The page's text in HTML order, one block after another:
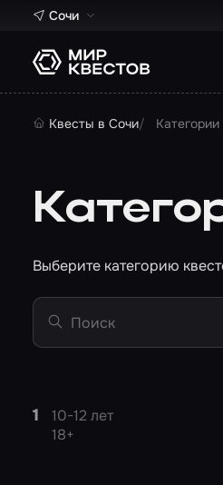
Сочи
Квесты в Сочи
Выберите категорию
Поиск
1
10-12 лет
18+